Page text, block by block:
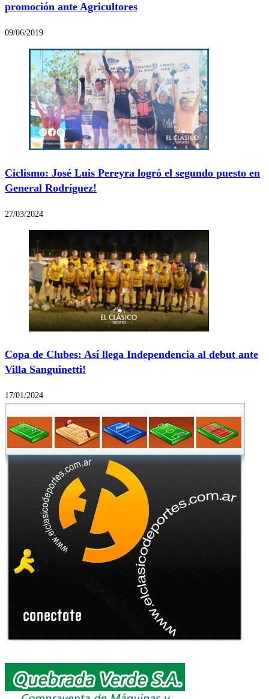
promoción ante Agricultores
09/06/2019
Ciclismo: José Luis Pereyra logró el segundo puesto en
General Rodríguez!
27/03/2024
Copa de Clubes: Así llega Independencia al debut ante
Villa Sanguinetti!
17/01/2024